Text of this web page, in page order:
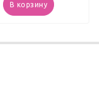
В корзину